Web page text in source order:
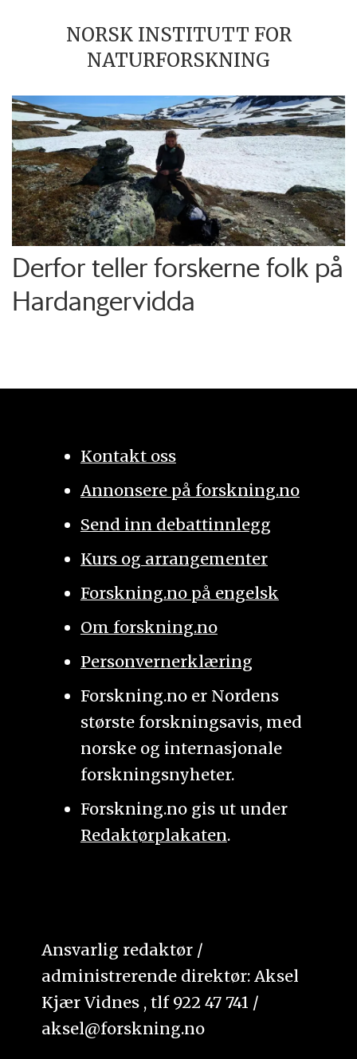
NORSK INSTITUTT FOR
NATURFORSKNING
Derfor teller forskerne folk på
Hardangervidda
Kontakt oss
Annonsere på forskning.no
Send inn debattinnlegg
Kurs og arrangementer
Forskning.no på engelsk
Om forskning.no
Personvernerklæring
Forskning.no er Nordens
største forskningsavis, med
norske og internasjonale
forskningsnyheter.
Forskning.no gis ut under
Redaktørplakaten.
Ansvarlig redaktør /
administrerende direktør: Aksel
Kjær Vidnes , tlf 922 47 741 /
aksel@forskning.no